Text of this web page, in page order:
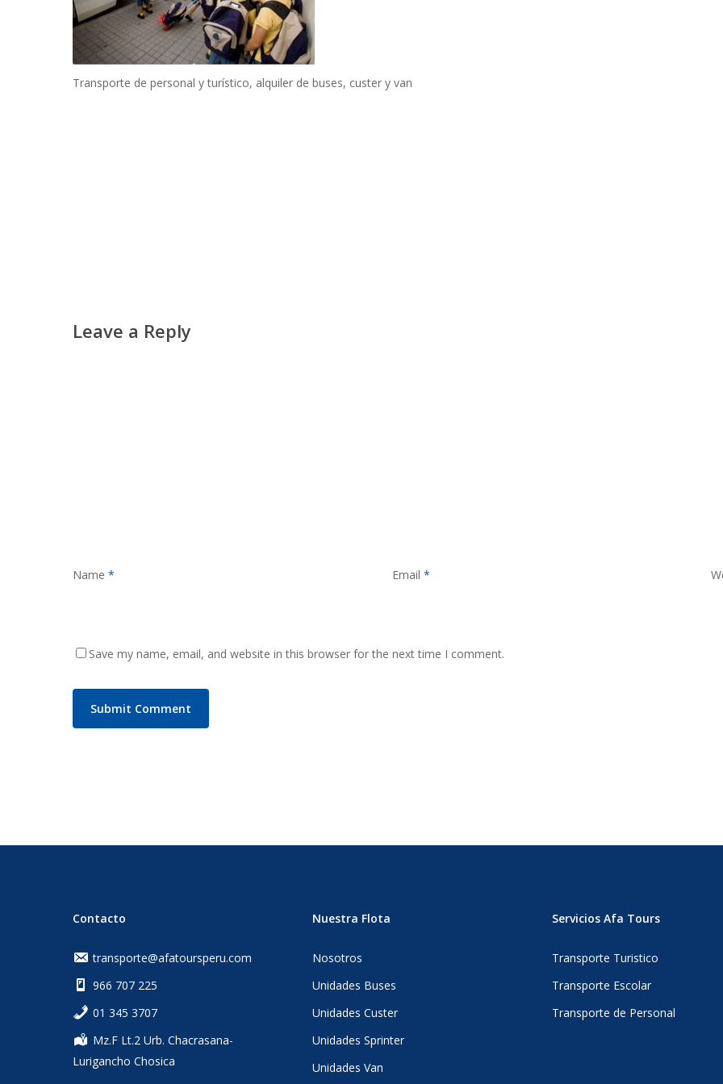
Transporte de personal y turístico, alquiler de buses, custer y van
Leave a Reply
Name * Email *
Save my name, email, and website in this browser for the next time I comment.
Contacto
transporte@afatoursperu.com
966 707 225
‎01 345 3707
Mz.F Lt.2 Urb. Chacrasana-
Lurigancho Chosica
Nuestra Flota
Nosotros
Unidades Buses
Unidades Custer
Unidades Sprinter
Unidades Van
Servicios Afa Tours
Transporte Turistico
Transporte Escolar
Transporte de Personal